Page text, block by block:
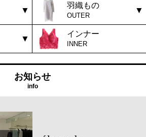
羽織もの
OUTER
インナー
INNER
お知らせ
info